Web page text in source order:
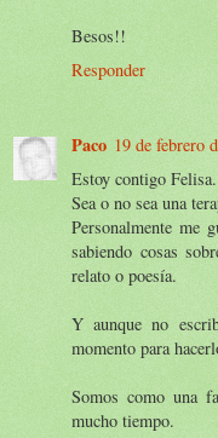
Besos!!
Responder
Paco 19 de febrero
Estoy contigo Felisa.
Sea o no sea una
Personalmente me
sabiendo cosas
relato o poesía.
Y aunque no
momento para
Somos como una
mucho tiempo.